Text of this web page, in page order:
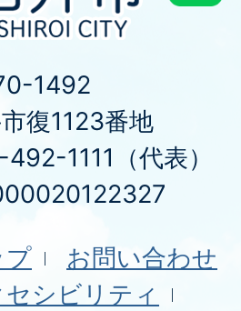
1492
復1123番地
1111（代表）
プ
お問い合わせ
シビリティ